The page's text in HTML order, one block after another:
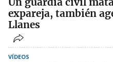
expareja, también
Llanes
VÍDEOS